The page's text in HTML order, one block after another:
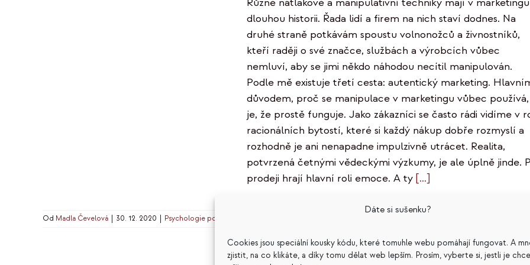
Dáte si sušenku?
Cookies jsou speciální kousky kódu, které tomuhle webu pomáhají fungovat. A
zjistit, na co klikáte, a díky tomu dělat web lepším. Prosím, vyberte si, jestli je
Různé nátlakové a manipulativní techniky mají v marketingu
dlouhou historii. Řada lidí a firem na nich staví dodnes. Na
druhé straně potkávám spoustu volnonožců a živnostníků,
kteří raději o své značce, službách a výrobcích vůbec
nemluví, aby se jimi někdo náhodou necítil manipulován.
Podle mě existuje třetí cesta: autentický marketing.
důvodem, proč se manipulace v marketingu vůbec používá,
je, že prostě funguje. Jako zákazníci se často rádi vidíme v
racionálních bytostí, které si každý nákup dobře rozmyslí a
rozhodně je ani nenapadne impulzivně utrácet. Realita,
potvrzená četnými vědeckými výzkumy, je ale úplně jinde.
prodeji hrají hlavní roli emoce. A ty [...]
Od Madla Čevelová 30. 12. 2020 Psychologie podnikání